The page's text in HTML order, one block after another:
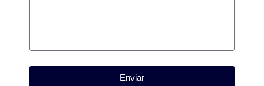
Enviar